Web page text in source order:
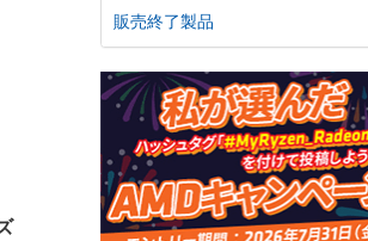
販売終了製品